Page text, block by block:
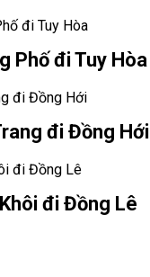
Phố đi Tuy Hòa
đi Đồng Hới
đi Đồng Lê